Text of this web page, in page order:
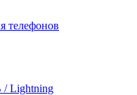
телефонов
/ Lightning